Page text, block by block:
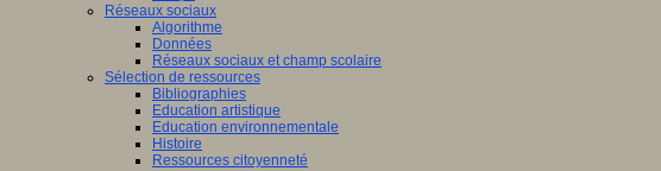
Réseaux sociaux
Algorithme
Données
Réseaux sociaux et champ scolaire
Sélection de ressources
Bibliographies
Education artistique
Education environnementale
Histoire
Ressources citoyenneté